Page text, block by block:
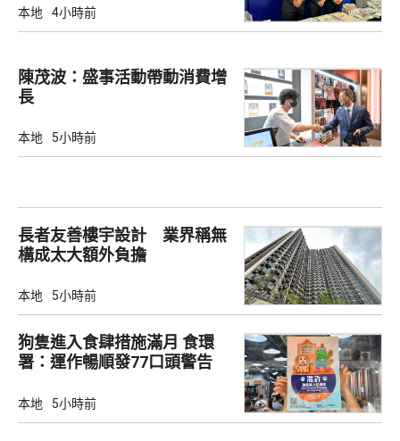
本地 4小時前
陳茂波：盛事活動帶動消費增
長
本地 5小時前
長者友善樓宇設計 業界稱無
構成太大額外負擔
本地 5小時前
狗隻進入食肆措施滿月 食環
署：運作暢順發77口頭警告
本地 5小時前